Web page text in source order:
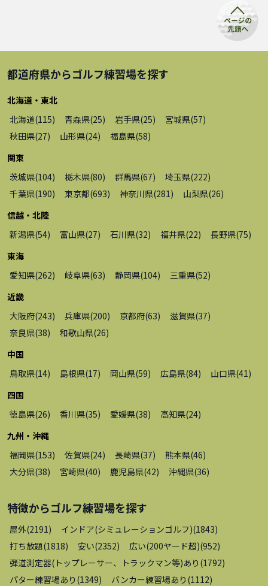
都道府県からゴルフ練習場を探す
北海道・東北
北海道(115) 青森県(25) 岩手県(25) 宮城県(57)
秋田県(27) 山形県(24) 福島県(58)
関東
茨城県(104) 栃木県(80) 群馬県(67) 埼玉県(222)
千葉県(190) 東京都(693) 神奈川県(281 ) 山梨県(26)
信越・北陸
新潟県(54) 富山県(27) 石川県(32) 福井県(22) 長野県(75)
東海
愛知県(262) 岐阜県(63) 静岡県(104) 三重県(52)
近畿
大阪府(243) 兵庫県(200) 京都府(63) 滋賀県(37)
奈良県(38) 和歌山県(26)
中国
鳥取県(14) 島根県(17) 岡山県(59) 広島県(84) 山口県(41 )
四国
徳島県(26) 香川県(35) 愛媛県(38) 高知県(24)
九州・沖縄
福岡県(153) 佐賀県(24) 長崎県(37) 熊本県(46)
大分県(38) 宮崎県(40) 鹿児島県(42) 沖縄県(36)
特徴からゴルフ練習場を探す
屋外(2191 ) インドア(シミュレーションゴルフ)(1843)
打ち放題(1818) 安い(2352) 広い(200ヤード超)(952)
弾道測定器(トップレーサー、トラックマン等)あり (1792)
パター練習場あり (1349) バンカー練習場あり (1112)